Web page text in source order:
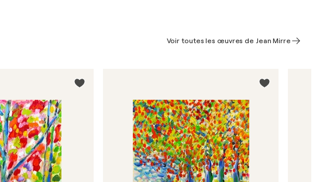
Voir toutes les œuvres de Jean Mirre